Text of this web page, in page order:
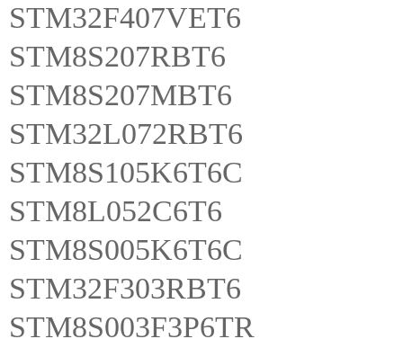
STM32F407VET6
STM8S207RBT6
STM8S207MBT6
STM32L072RBT6
STM8S105K6T6C
STM8L052C6T6
STM8S005K6T6C
STM32F303RBT6
STM8S003F3P6TR